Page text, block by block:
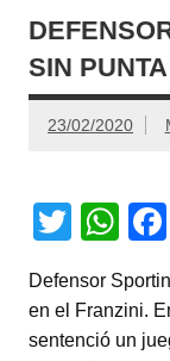
SIN
23/02/2020
T
tt
er
W
at
s
Defensor
en el Franzini.
sentenció un